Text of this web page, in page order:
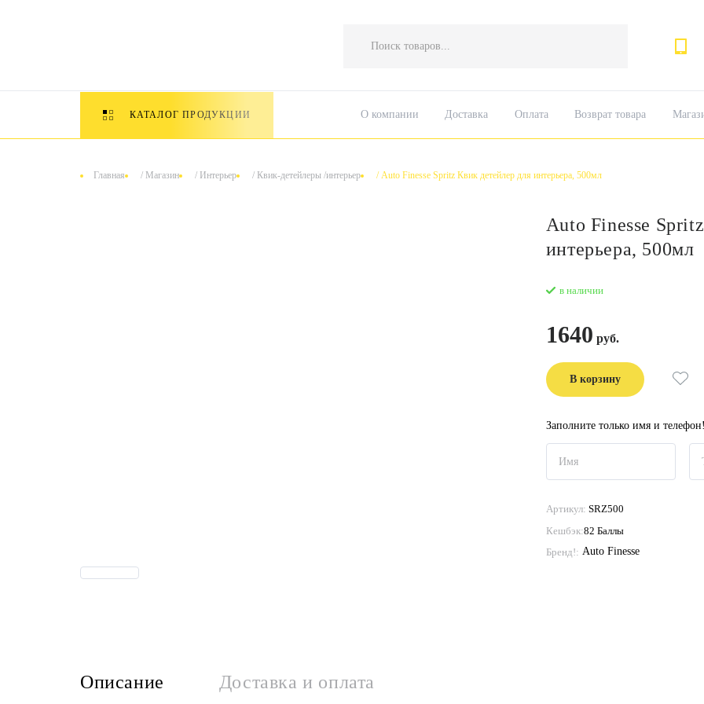
товаров
КАТАЛОГ ПРОДУКЦИИ О компании Доставка Оплата Возврат товара
Главная / Магазин / Интерьер / Квик-детейлеры /интерьер /Auto Finesse Spritz Квик детейлер для интерьера, 500мл
Auto Finesse
интерьера, 500мл
в наличии
1640
В корзину
Заполните только имя и
Артикул: SRZ500
Кешбэк:82 Баллы
Бренд!: Auto Finesse
Описание Доставка и оплата